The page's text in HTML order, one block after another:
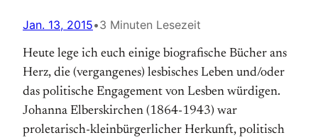
Jan. 13, 2015•3 Minuten Lesezeit
Heute lege ich euch einige biografische Bücher ans
Herz, die (vergangenes) lesbisches Leben und/oder
das politische Engagement von Lesben würdigen.
Johanna Elberskirchen (1864-1943) war
proletarisch-kleinbürgerlicher Herkunft, politisch